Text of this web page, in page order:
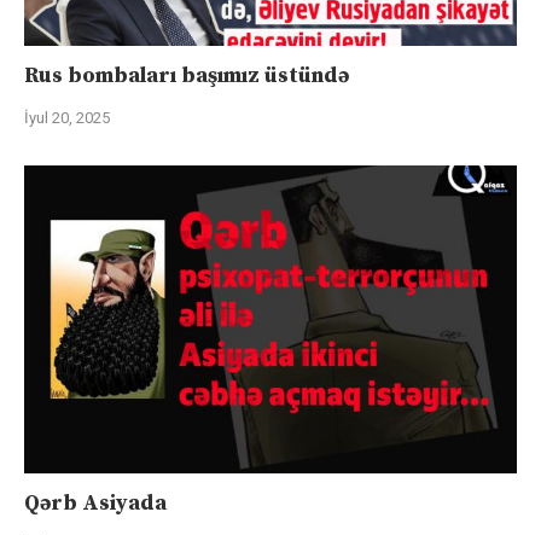
Rus bombaları başımız üstündə
İyul 20, 2025
Qərb Asiyada